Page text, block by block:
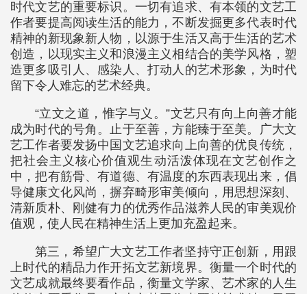
时代文艺的重要标识。一切有追求、有本领的文艺工
作者要提高阅读生活的能力，不断发掘更多代表时代
精神的新现象新人物，以源于生活又高于生活的艺术
创造，以现实主义和浪漫主义相结合的美学风格，塑
造更多吸引人、感染人、打动人的艺术形象，为时代
留下令人难忘的艺术经典。
“立文之道，惟字与义。”文艺只有向上向善才能
成为时代的号角。止于至善，方能臻于至美。广大文
艺工作者要发扬中国文艺追求向上向善的优良传统，
把社会主义核心价值观生动活泼体现在文艺创作之
中，把有筋骨、有道德、有温度的东西表现出来，倡
导健康文化风尚，摒弃畸形审美倾向，用思想深刻、
清新质朴、刚健有力的优秀作品滋养人民的审美观价
值观，使人民在精神生活上更加充盈起来。
第三，希望广大文艺工作者坚持守正创新，用跟
上时代的精品力作开拓文艺新境界。衡量一个时代的
文艺成就最终要看作品，衡量文学家、艺术家的人生